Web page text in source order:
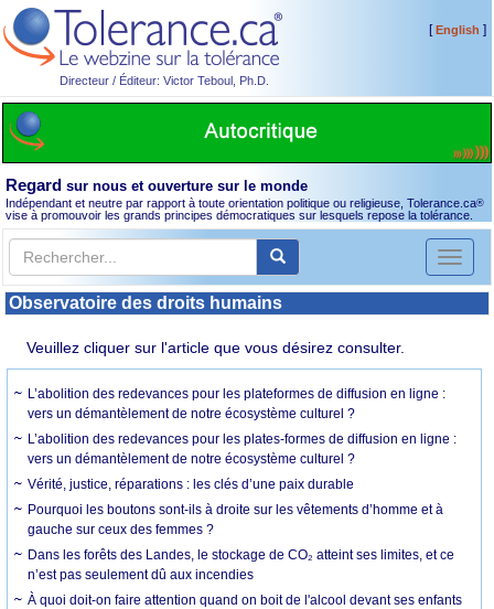
Directeur / Éditeur: Victor Teboul, Ph.D.
[English ]
Regard sur nous et ouverture sur le monde
Indépendant et neutre par rapport à toute orientation politique ou religieuse, Tolerance.ca®
vise à promouvoir les grands principes démocratiques sur lesquels repose la tolérance.
Toggle
Observatoire des droits humains
Veuillez cliquer sur l'article que vous désirez consulter.
L’abolition des redevances pour les plateformes de diffusion en ligne :
vers un démantèlement de notre écosystème culturel ?
L’abolition des redevances pour les plates-formes de diffusion en ligne :
vers un démantèlement de notre écosystème culturel ?
Vérité, justice, réparations : les clés d’une paix durable
Pourquoi les boutons sont-ils à droite sur les vêtements d’homme et à
gauche sur ceux des femmes ?
Dans les forêts des Landes, le stockage de CO₂ atteint ses limites, et ce
n’est pas seulement dû aux incendies
À quoi doit-on faire attention quand on boit de l'alcool devant ses enfants